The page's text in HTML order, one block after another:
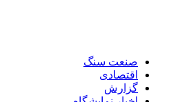
صنعت سنگ
اقتصادی
گزارش